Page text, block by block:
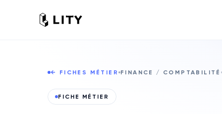
← FICHES MÉTIER FINANCE / COMPTABILITÉ
FICHE MÉTIER